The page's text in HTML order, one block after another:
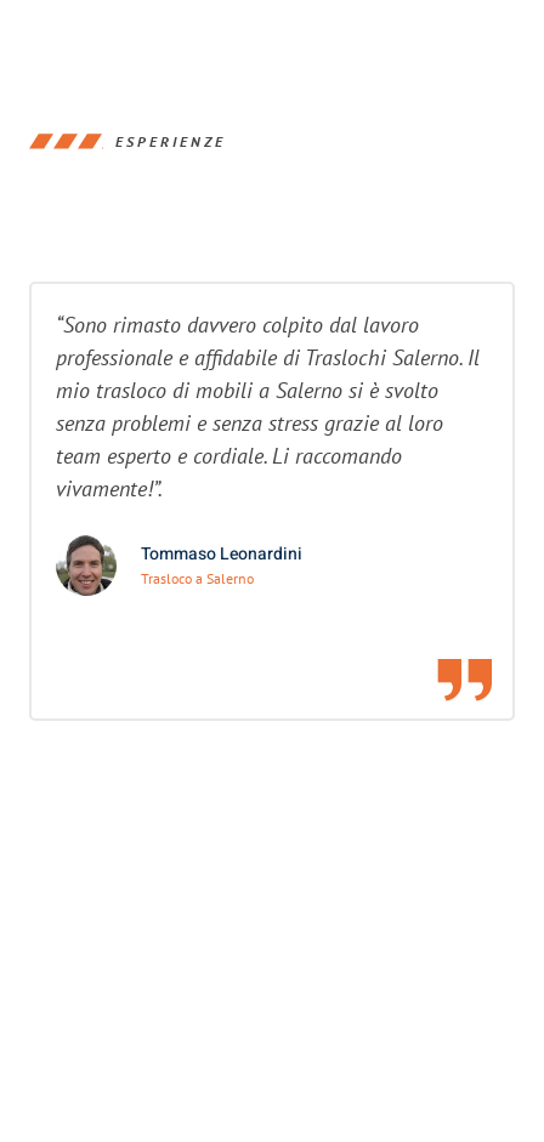
ESPERIENZE
“Sono rimasto davvero colpito dal lavoro
professionale e affidabile di Traslochi Salerno. Il
mio trasloco di mobili a Salerno si è svolto
senza problemi e senza stress grazie al loro
team esperto e cordiale. Li raccomando
vivamente!”.
Tommaso Leonardini
Trasloco a Salerno